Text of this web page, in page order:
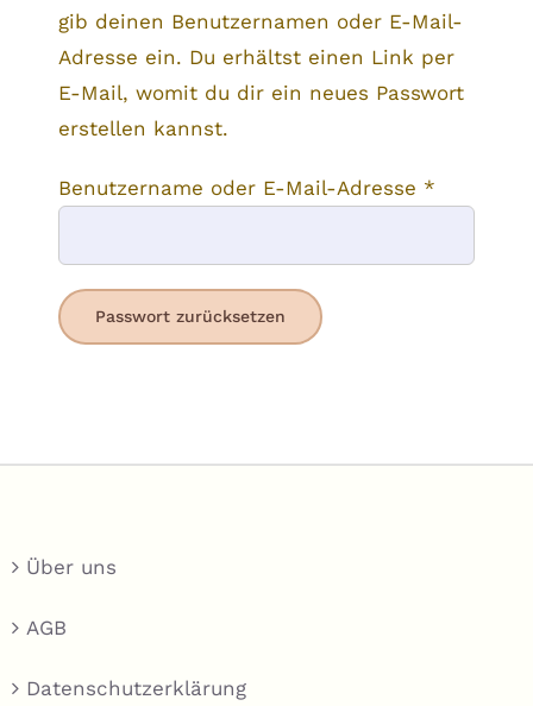
Nüsse und Kerne
Nuss & Frucht Mischungen
gib deinen Benutzernamen oder E-Mail-
Adresse ein. Du erhältst einen Link per
E-Mail, womit du dir ein neues Passwort
erstellen kannst.
Benutzername oder E-Mail-Adresse *
Passwort zurücksetzen
Über uns
AGB
Datenschutzerklärung